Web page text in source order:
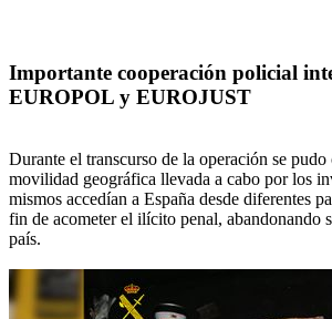
Importante cooperación policial
EUROPOL y EUROJUST
Durante el transcurso de la operación se
movilidad geográfica llevada a cabo por los
mismos accedían a España desde diferentes
fin de acometer el ilícito penal, abandonando
país.